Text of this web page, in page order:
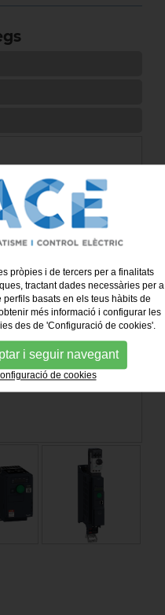
pròpies i de tercers per a finalitats
tractant dades necessàries per a
perfils basats en els teus hàbits de
més informació i configurar les
des de 'Configuració de cookies'.
i seguir navegant
de cookies